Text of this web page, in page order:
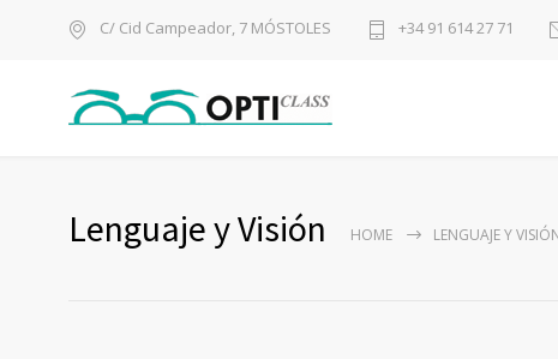
C/ Cid Campeador, 7 MÓSTOLES +34 91 614 27 71
Lenguaje y Visión HOME LENGUAJE Y